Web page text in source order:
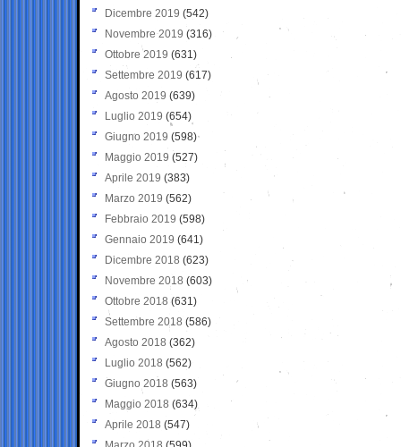
Dicembre 2019 (542)
Novembre 2019 (316)
Ottobre 2019 (631)
Settembre 2019 (617)
Agosto 2019 (639)
Luglio 2019 (654)
Giugno 2019 (598)
Maggio 2019 (527)
Aprile 2019 (383)
Marzo 2019 (562)
Febbraio 2019 (598)
Gennaio 2019 (641)
Dicembre 2018 (623)
Novembre 2018 (603)
Ottobre 2018 (631)
Settembre 2018 (586)
Agosto 2018 (362)
Luglio 2018 (562)
Giugno 2018 (563)
Maggio 2018 (634)
Aprile 2018 (547)